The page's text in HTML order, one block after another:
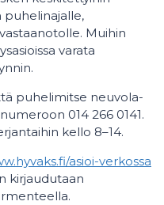
puhelinajalle,
Muihin
varata
puhelimitse neuvola-
014 266 0141.
kello 8–14.
asioi-verkossa
kirjaudutaan